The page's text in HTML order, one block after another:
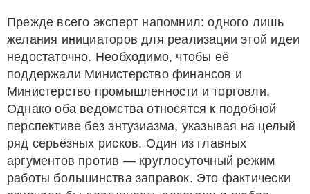
Прежде всего эксперт напомнил: одного лишь
желания инициаторов для реализации этой идеи
недостаточно. Необходимо, чтобы её
поддержали Министерство финансов и
Министерство промышленности и торговли.
Однако оба ведомства относятся к подобной
перспективе без энтузиазма, указывая на целый
ряд серьёзных рисков. Один из главных
аргументов против — круглосуточный режим
работы большинства заправок. Это фактически